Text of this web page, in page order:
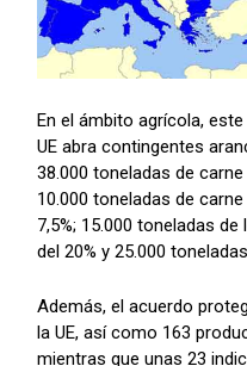
En el ámbito agrícola,
UE abra contingentes
38.000 toneladas de
10.000 toneladas de
7,5%; 15.000 toneladas
del 20% y 25.000
Además, el acuerdo
la UE, así como 163
mientras que unas 23